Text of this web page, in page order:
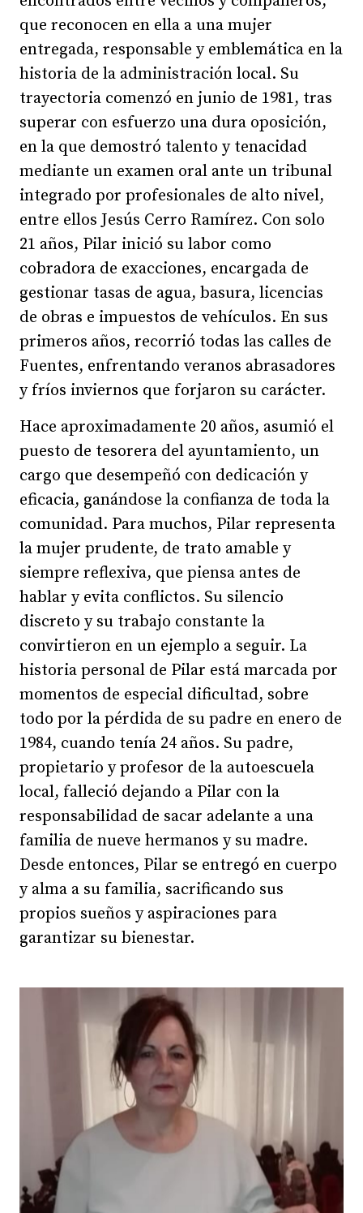
que reconocen en ella a una mujer
entregada, responsable y emblemática en la
historia de la administración local. Su
trayectoria comenzó en junio de 1981, tras
superar con esfuerzo una dura oposición,
en la que demostró talento y tenacidad
mediante un examen oral ante un tribunal
integrado por profesionales de alto nivel,
entre ellos Jesús Cerro Ramírez. Con solo
21 años, Pilar inició su labor como
cobradora de exacciones, encargada de
gestionar tasas de agua, basura, licencias
de obras e impuestos de vehículos. En sus
primeros años, recorrió todas las calles de
Fuentes, enfrentando veranos abrasadores
y fríos inviernos que forjaron su carácter.
Hace aproximadamente 20 años, asumió el
puesto de tesorera del ayuntamiento, un
cargo que desempeñó con dedicación y
eficacia, ganándose la confianza de toda la
comunidad. Para muchos, Pilar representa
la mujer prudente, de trato amable y
siempre reflexiva, que piensa antes de
hablar y evita conflictos. Su silencio
discreto y su trabajo constante la
convirtieron en un ejemplo a seguir. La
historia personal de Pilar está marcada por
momentos de especial dificultad, sobre
todo por la pérdida de su padre en enero de
1984, cuando tenía 24 años. Su padre,
propietario y profesor de la autoescuela
local, falleció dejando a Pilar con la
responsabilidad de sacar adelante a una
familia de nueve hermanos y su madre.
Desde entonces, Pilar se entregó en cuerpo
y alma a su familia, sacrificando sus
propios sueños y aspiraciones para
garantizar su bienestar.